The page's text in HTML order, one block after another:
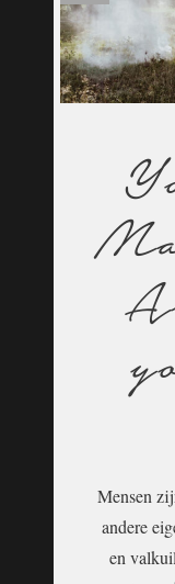
Mensen
andere
en